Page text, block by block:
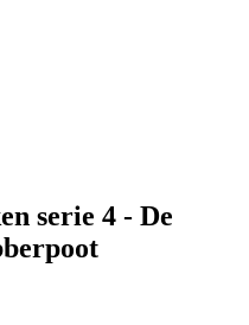
serie 4 - De